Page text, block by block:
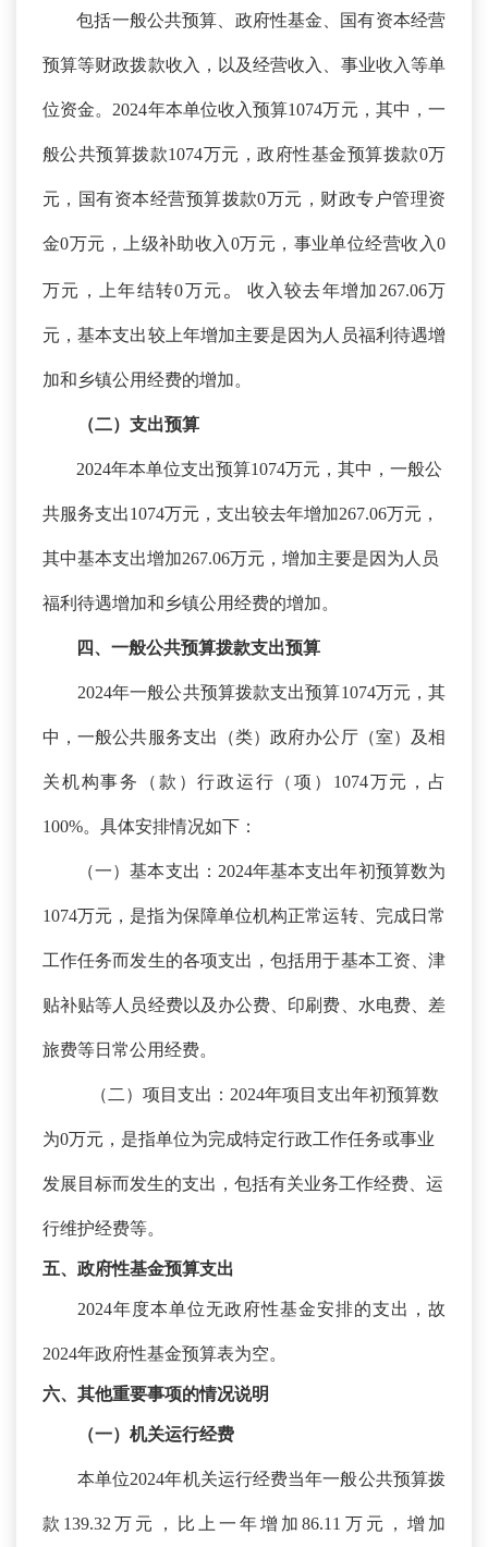
包括一般公共预算、政府性基金、国有资本经营
预算等财政拨款收入，以及经营收入、事业收入等单
位资金。 2024年本单位收入预算1074万元，其中，一
般公共预算拨款1074万元，政府性基金预算拨款0万
元，国有资本经营预算拨款0万元，财政专户管理资
金0万元，上级补助收入0万元，事业单位经营收入0
万元，上年结转0万元 。 收入较去年增加 267.06万
元，基本支出较上年增加主要是因为人员福利待遇增
加和乡镇公用经费的增加。
（二）支出预算
2024年本单位支出预算1074万元，其中，一般公
共服务支出1074万元，支出较去年增加267.06万元，
其中基本支出增加267.06万元，增加主要是因为人员
福利待遇增加和乡镇公用经费的增加。
四、一般公共预算拨款支出预算
2024年一般公共预算拨款支出预算1074万元，其
中，一般公共服务支出（类）政府办公厅（室）及相
关机构事务（款）行政运行（项）1074万元，占
100%。具体安排情况如下：
（一）基本支出： 2024年基本支出年初预算数为
1074万元，是指为保障单位机构正常运转、完成日常
工作任务而发生的各项支出，包括用于基本工资、津
贴补贴等人员经费以及办公费、印刷费、水电费、差
旅费等日常公用经费。
（二）项目支出： 2024年项目支出年初预算数
为0万元，是指单位为完成特定行政工作任务或事业
发展目标而发生的支出，包括有关业务工作经费、运
行维护经费等。
五、政府性基金预算支出
2024年度本单位无政府性基金安排的支出，故
2024年政府性基金预算表为空。
六、其他重要事项的情况说明
（一）机关运行经费
本单位2024年机关运行经费当年一般公共预算拨
款139.32万元，比上一年增加86.11万元，增加